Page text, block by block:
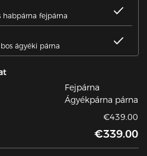
habpárna fejpárna
ágyéki párna
Fejpárna
Ágyékpárna párna
€439.00
€339.00